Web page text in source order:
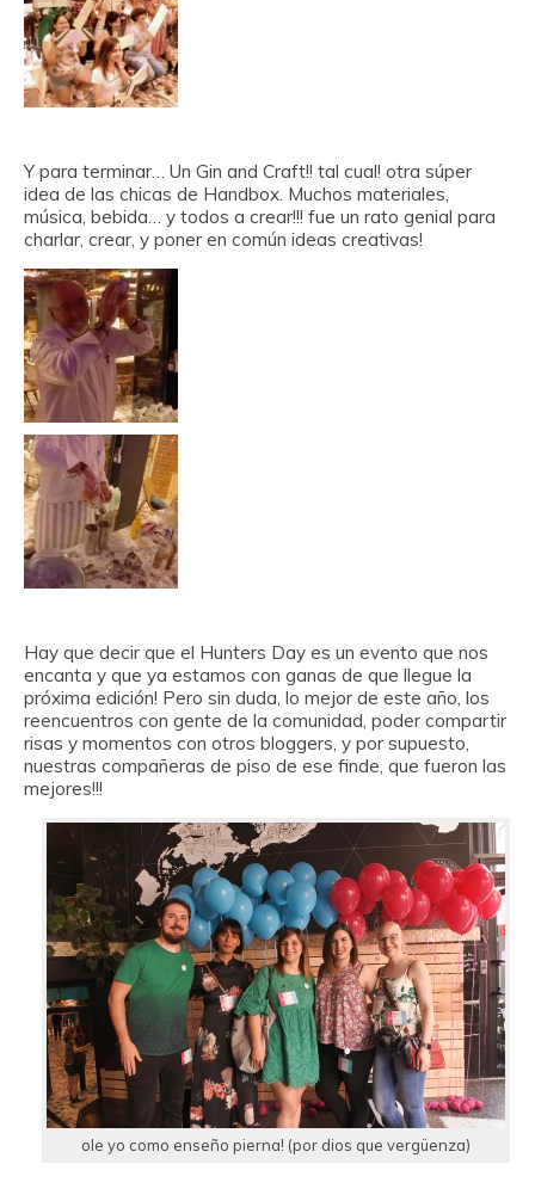
Y para terminar… Un Gin and Craft!! tal cual! otra súper
idea de las chicas de Handbox. Muchos materiales,
música, bebida… y todos a crear!!! fue un rato genial para
charlar, crear, y poner en común ideas creativas!
Hay que decir que el Hunters Day es un evento que nos
encanta y que ya estamos con ganas de que llegue la
próxima edición! Pero sin duda, lo mejor de este año, los
reencuentros con gente de la comunidad, poder compartir
risas y momentos con otros bloggers, y por supuesto,
nuestras compañeras de piso de ese finde, que fueron las
mejores!!!
ole yo como enseño pierna! (por dios que vergüenza)